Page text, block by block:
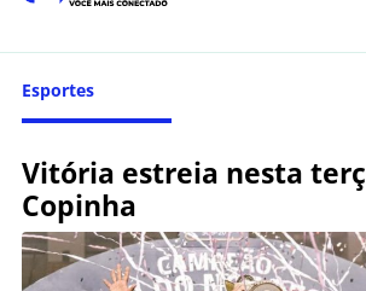
Esportes
Vitória estreia nesta
Copinha